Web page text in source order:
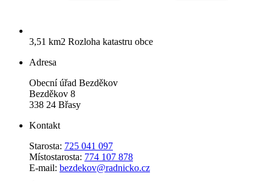
3,51 km2 Rozloha katastru obce
Adresa
Obecní úřad Bezděkov
Bezděkov 8
338 24 Břasy
Kontakt
Starosta: 725 041 097
Místostarosta: 774 107 878
E-mail: bezdekov@radnicko.cz